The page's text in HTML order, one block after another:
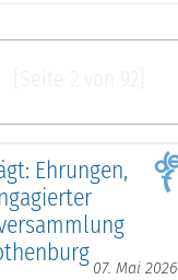
Ehrungen,
07. Mai 2026